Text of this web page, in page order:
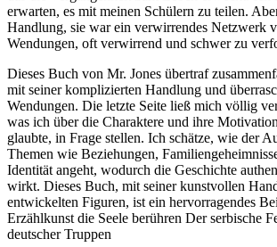
erwarten, es mit meinen Schülern zu teilen.
Handlung, sie war ein verwirrendes Netzwerk
Wendungen, oft verwirrend und schwer zu
Dieses Buch von Mr. Jones übertraf
mit seiner komplizierten Handlung und
Wendungen. Die letzte Seite ließ mich völlig
was ich über die Charaktere und ihre
glaubte, in Frage stellen. Ich schätze, wie der
Themen wie Beziehungen,
Identität angeht, wodurch die Geschichte
wirkt. Dieses Buch, mit seiner kunstvollen
entwickelten Figuren, ist ein hervorragendes
Erzählkunst die Seele berühren Der serbische
deutscher Truppen